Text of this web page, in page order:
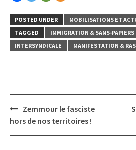
POSTED UNDER
MOBILISATIONS ET
TAGGED
IMMIGRATION & SANS-PAPIERS
INTERSYNDICALE
MANIFESTATION &
Post
navigation
Zemmour le fasciste
hors de nos territoires !